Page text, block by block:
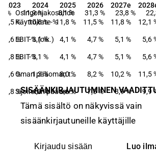
Osingonjakosuhde
% 11,9 % 8,1 % 31,3 % 23,8 %
2023 2024 2025 2026 2027e
2023 2024 2025 2026 2027e
Käyttökate-%
9,5 % 10,8 % 11,8 % 11,5 % 11,8 % 12,1
EBIT-% (oik.)
1,6 % 3,1 % 4,1 % 4,7 % 5,1 % 5,6
EBIT-%
1,8 % 3,1 % 4,1 % 4,7 % 5,1 % 5,6
Oman pääoman tuotto-%
−1,6 % 1,3 % 8,0 % 8,2 % 10,2 % 11,5
Sijoitetun pääoman tuotto-%
1,8 % 4,3 % 6,6 % 7,5 % 8,9 % 9,9
SISÄÄNKIRJAUTUMINEN
Tämä sisältö on näkyvissä vain
sisäänkirjautuneille käyttäjille
Kirjaudu sisään Luo